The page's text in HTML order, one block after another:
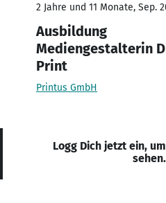
2 Jahre und 11 Monate, Sep.
Ausbildung
Mediengestalterin
Print
Printus GmbH
Logg Dich jetzt ein,
sehen.